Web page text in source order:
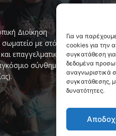
Για να
cookies για την
συγκατάθεση
δεδομένα
αναγνωριστικά
συγκατάθεσης,
δυνατότητες.
Διοίκηση
με στόχο
επαγγελματικών
σύνθημα